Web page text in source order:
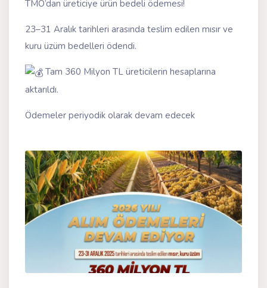
TMO’dan üreticiye ürün bedeli ödemesi!
23–31 Aralık tarihleri arasında teslim edilen mısır ve
kuru üzüm bedelleri ödendi.
Tam 360 Milyon TL üreticilerin hesaplarına
aktarıldı.
Ödemeler periyodik olarak devam edecek